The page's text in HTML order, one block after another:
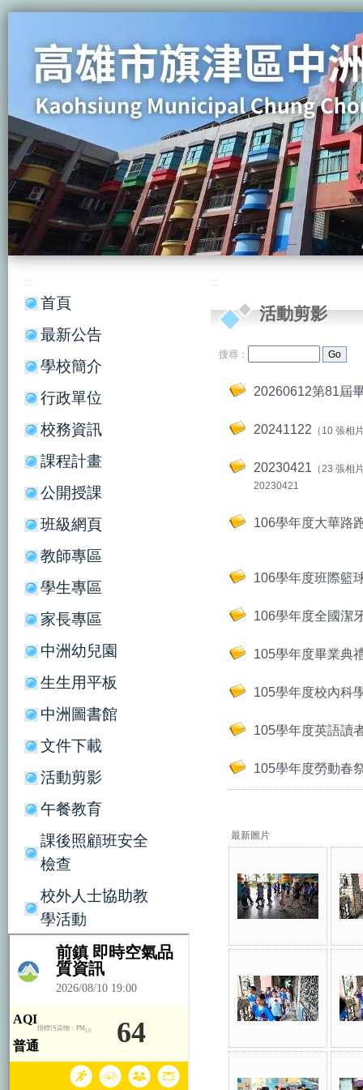
:::
首頁
最新公告
學校簡介
行政單位
校務資訊
課程計畫
公開授課
班級網頁
教師專區
學生專區
家長專區
中洲幼兒園
生生用平板
中洲圖書館
文件下載
活動剪影
午餐教育
課後照顧班安全
檢查
校外人士協助教
學活動
:::
活動剪影
搜尋：
20260612第81屆
20241122 （10 張相
20230421 （23 張相
20230421
106學年度大華路
106學年度班際籃
106學年度全國潔
105學年度畢業典
105學年度校內科
105學年度英語讀
105學年度勞動春
最新圖片